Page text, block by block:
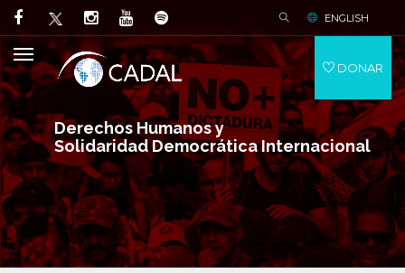
Derechos Humanos y
Solidaridad Democrática Internacional
ENGLISH
DONAR